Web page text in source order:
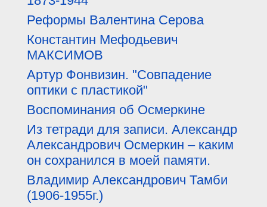
Реформы Валентина Серова
Константин Мефодьевич
МАКСИМОВ
Артур Фонвизин. "Совпадение
оптики с пластикой"
Воспоминания об Осмеркине
Из тетради для записи. Александр
Александрович Осмеркин – каким
он сохранился в моей памяти.
Владимир Александрович Тамби
(1906-1955г.)